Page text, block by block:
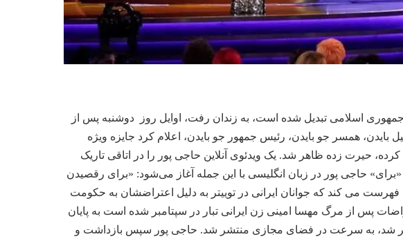
اسلامی تبدیل شده است، به زندان رفت، اوایل روز دوشنبه پس از
همسر جو بایدن، رئیس جمهور جو بایدن، اعلام کرد جایزه ویژه
حیرت زده ظاهر شد. یک ویدئوی آنلاین حاجی پور را در اتاقی تاریک
حاجی پور در زبان انگلیسی با این جمله آغاز می‌شود: «برای رقصیدن
می کند که جوانان ایرانی در توییتر به دلیل اعتراضشان به حکومت
پس از مرگ مهسا امینی زن ایرانی تبار در سپتامبر شده است به پایان
شد، به سرعت در فضای مجازی منتشر شد. حاجی پور سپس بازداشت و